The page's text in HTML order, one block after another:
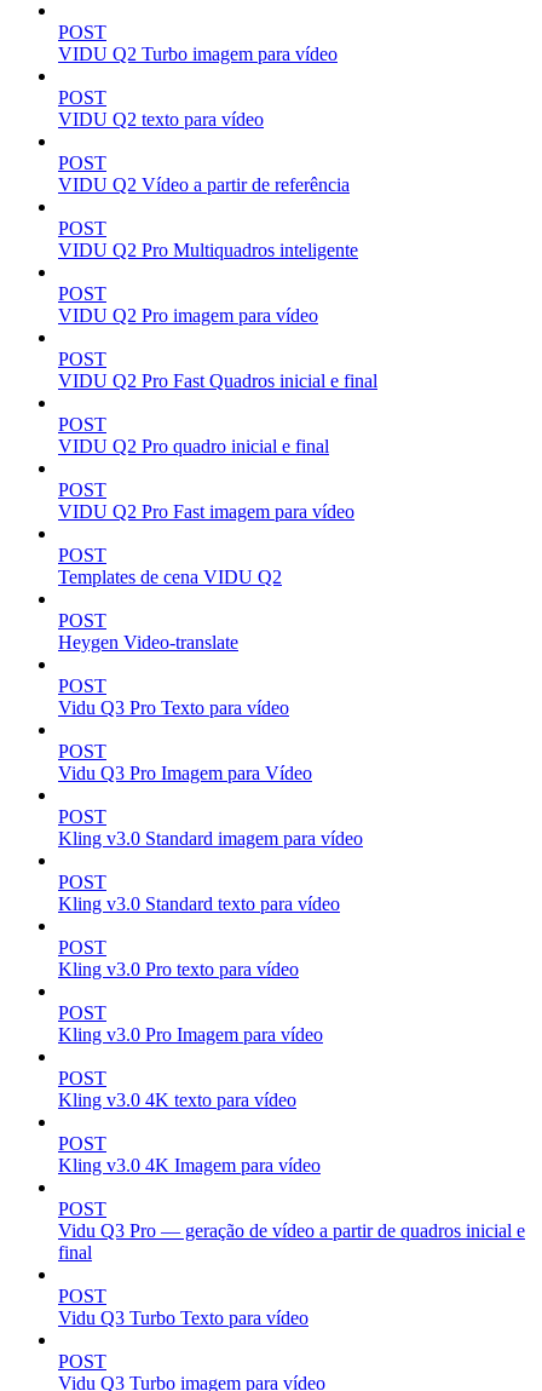
POST
VIDU Q2 Turbo imagem para vídeo
POST
VIDU Q2 texto para vídeo
POST
VIDU Q2 Vídeo a partir de referência
POST
VIDU Q2 Pro Multiquadros inteligente
POST
VIDU Q2 Pro imagem para vídeo
POST
VIDU Q2 Pro Fast Quadros inicial e final
POST
VIDU Q2 Pro quadro inicial e final
POST
VIDU Q2 Pro Fast imagem para vídeo
POST
Templates de cena VIDU Q2
POST
Heygen Video-translate
POST
Vidu Q3 Pro Texto para vídeo
POST
Vidu Q3 Pro Imagem para Vídeo
POST
Kling v3.0 Standard imagem para vídeo
POST
Kling v3.0 Standard texto para vídeo
POST
Kling v3.0 Pro texto para vídeo
POST
Kling v3.0 Pro Imagem para vídeo
POST
Kling v3.0 4K texto para vídeo
POST
Kling v3.0 4K Imagem para vídeo
POST
Vidu Q3 Pro — geração de vídeo a partir de quadros inicial e
final
POST
Vidu Q3 Turbo Texto para vídeo
POST
Vidu Q3 Turbo imagem para vídeo